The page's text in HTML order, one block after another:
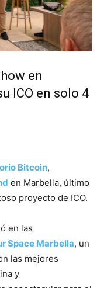
en
ICO en solo 4
Bitcoin,
en Marbella, último
proyecto de ICO.
en las
Space Marbella, un
las mejores
y